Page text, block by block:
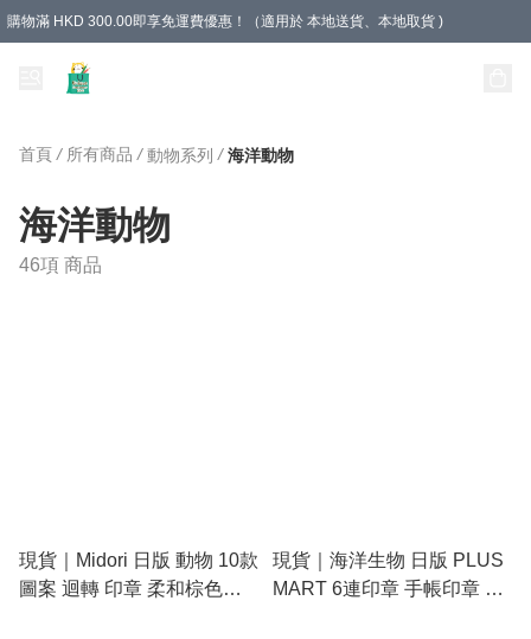
購物滿 HKD 300.00即享免運費優惠！（適用於 本地送貨、本地取貨 )
首頁 / 所有商品 / 動物系列 / 海洋動物
海洋動物
46項 商品
現貨｜Midori 日版 動物 10款
圖案 迴轉 印章 柔和棕色
現貨｜海洋生物 日版 PLUS
MART 6連印章 手帳印章 套